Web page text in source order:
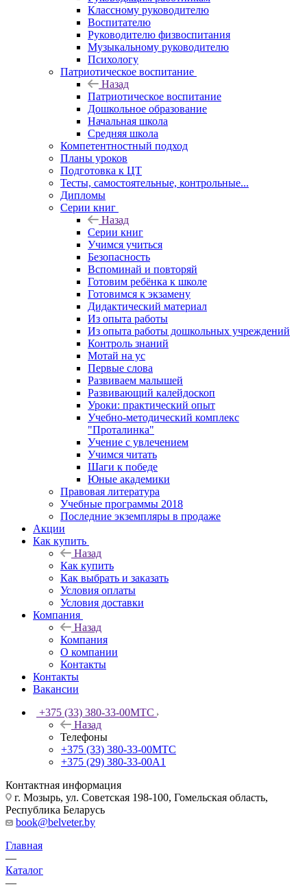
Классному руководителю
Воспитателю
Руководителю физвоспитания
Музыкальному руководителю
Психологу
Патриотическое воспитание
Назад
Патриотическое воспитание
Дошкольное образование
Начальная школа
Средняя школа
Компетентностный подход
Планы уроков
Подготовка к ЦТ
Тесты, самостоятельные, контрольные...
Дипломы
Серии книг
Назад
Серии книг
Учимся учиться
Безопасность
Вспоминай и повторяй
Готовим ребёнка к школе
Готовимся к экзамену
Дидактический материал
Из опыта работы
Из опыта работы дошкольных учреждений
Контроль знаний
Мотай на ус
Первые слова
Развиваем малышей
Развивающий калейдоскоп
Уроки: практический опыт
Учебно-методический комплекс
"Проталинка"
Учение с увлечением
Учимся читать
Шаги к победе
Юные академики
Правовая литература
Учебные программы 2018
Последние экземпляры в продаже
Акции
Как купить
Назад
Как купить
Как выбрать и заказать
Условия оплаты
Условия доставки
Компания
Назад
Компания
О компании
Контакты
Контакты
Вакансии
+375 (33) 380-33-00МТС
Назад
Телефоны
+375 (33) 380-33-00МТС
+375 (29) 380-33-00А1
Контактная информация
г. Мозырь, ул. Советская 198-100, Гомельская область,
Республика Беларусь
book@belveter.by
Главная
—
Каталог
—